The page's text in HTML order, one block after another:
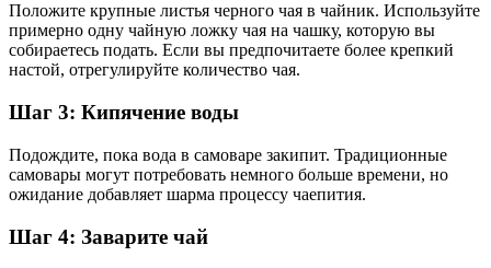
Положите крупные листья черного чая в чайник. Используйте
примерно одну чайную ложку чая на чашку, которую вы
собираетесь подать. Если вы предпочитаете более крепкий
настой, отрегулируйте количество чая.
Шаг 3: Кипячение воды
Подождите, пока вода в самоваре закипит. Традиционные
самовары могут потребовать немного больше времени, но
ожидание добавляет шарма процессу чаепития.
Шаг 4: Заварите чай